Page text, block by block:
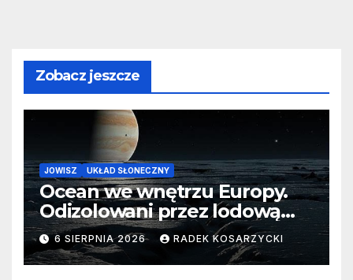
Zobacz jeszcze
JOWISZ UKŁAD SŁONECZNY
Ocean we wnętrzu Europy.
Odizolowani przez lodową
barierę
6 SIERPNIA 2026 RADEK KOSARZYCKI